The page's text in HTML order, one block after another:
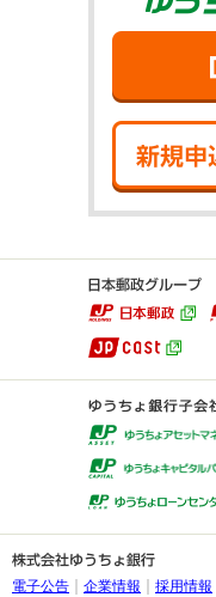
電子公告
企業情報 採用情報